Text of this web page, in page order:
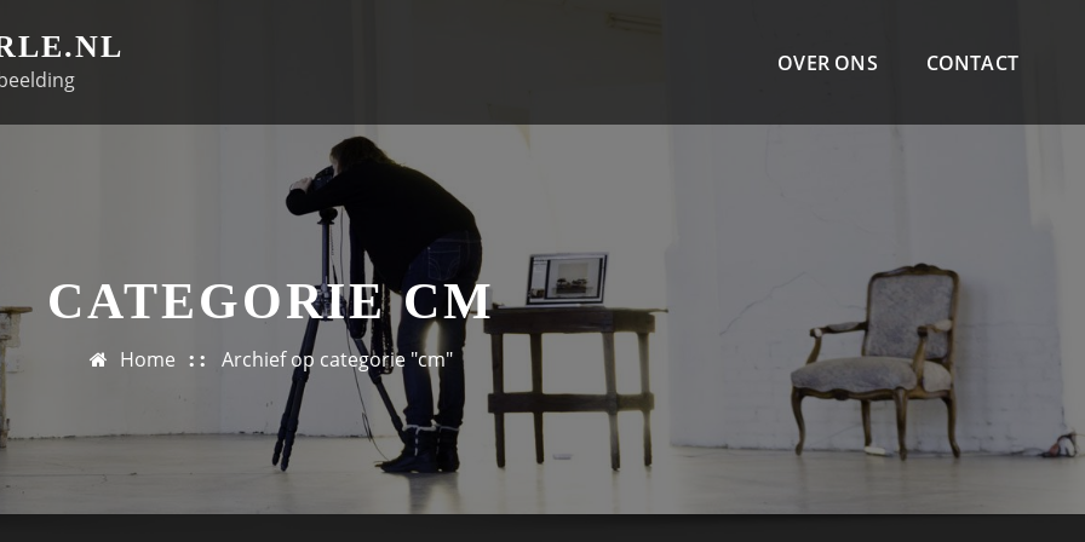
OVER ONS CONTACT
CATEGORIE CM
Home Archief op categorie "cm"